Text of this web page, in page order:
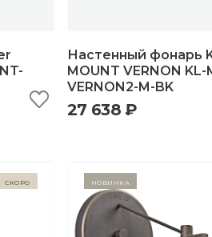
быстрый просмотр
Настенный фонарь
MOUNT VERNON KL-
VERNON2-M-BK
27 638 ₽
Скоро Новинка